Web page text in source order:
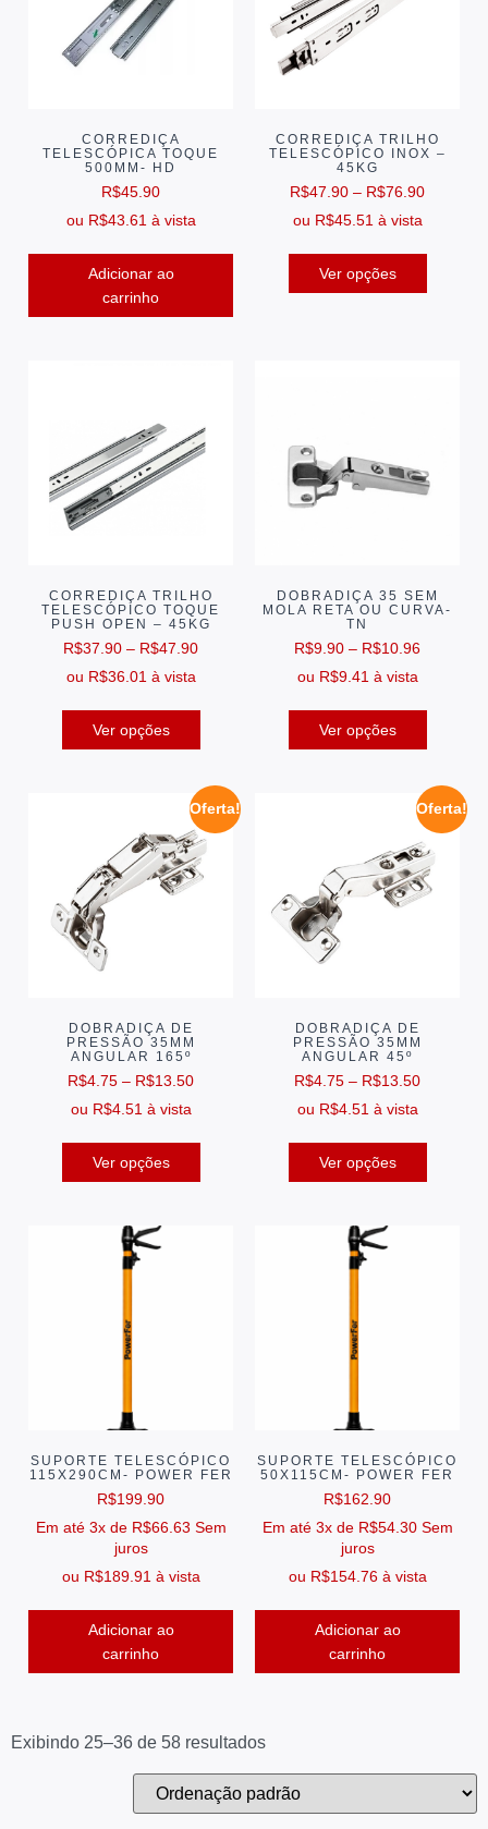
CORREDIÇA
TELESCÓPICA TOQUE
500MM- HD
R$45.90
ou R$43.61 à vista
Adicionar ao
carrinho
CORREDIÇA TRILHO
TELESCÓPICO INOX –
45KG
R$47.90 – R$76.90
ou R$45.51 à vista
Ver opções
CORREDIÇA TRILHO
TELESCÓPICO TOQUE
PUSH OPEN – 45KG
R$37.90 – R$47.90
ou R$36.01 à vista
Ver opções
DOBRADIÇA 35 SEM
MOLA RETA OU CURVA-
TN
R$9.90 – R$10.96
ou R$9.41 à vista
Ver opções
Oferta!
DOBRADIÇA DE
PRESSÃO 35MM
ANGULAR 165º
R$4.75 – R$13.50
ou R$4.51 à vista
Ver opções
Oferta!
DOBRADIÇA DE
PRESSÃO 35MM
ANGULAR 45º
R$4.75 – R$13.50
ou R$4.51 à vista
Ver opções
SUPORTE TELESCÓPICO
115X290CM- POWER FER
R$199.90
Em até 3x de R$66.63 Sem
juros
ou R$189.91 à vista
Adicionar ao
carrinho
SUPORTE TELESCÓPICO
50X115CM- POWER FER
R$162.90
Em até 3x de R$54.30 Sem
juros
ou R$154.76 à vista
Adicionar ao
carrinho
Exibindo 25–36 de 58 resultados